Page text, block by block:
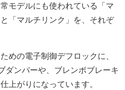
モデルにも使われている「マ
「マルチリンク」を、それぞ
めの電子制御デフロックに、
ダンパーや、ブレンボブレーキ
上がりになっています。